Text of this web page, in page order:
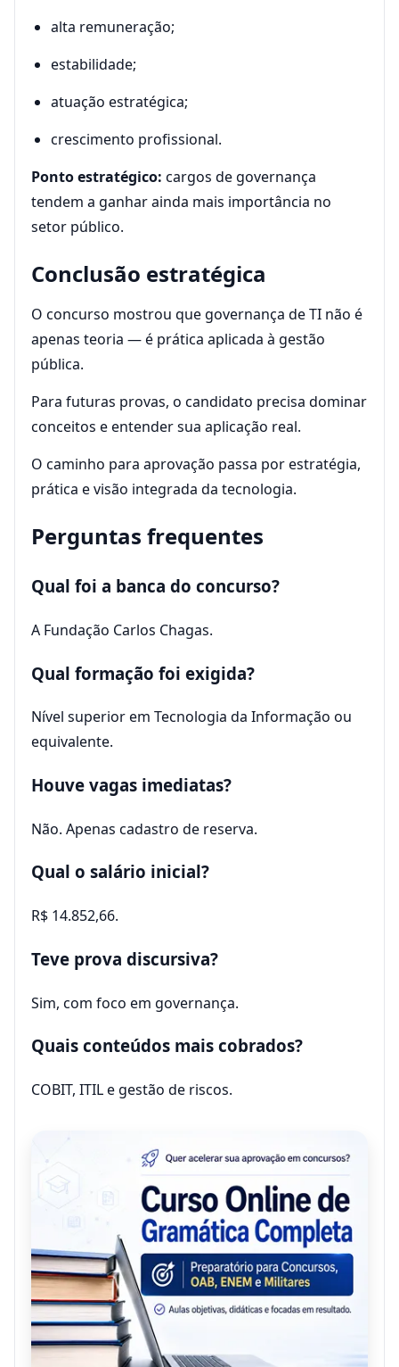
alta remuneração;
estabilidade;
atuação estratégica;
crescimento profissional.
Ponto estratégico: cargos de governança
tendem a ganhar ainda mais importância no
setor público.
Conclusão estratégica
O concurso mostrou que governança de TI não é
apenas teoria — é prática aplicada à gestão
pública.
Para futuras provas, o candidato precisa dominar
conceitos e entender sua aplicação real.
O caminho para aprovação passa por estratégia,
prática e visão integrada da tecnologia.
Perguntas frequentes
Qual foi a banca do concurso?
A Fundação Carlos Chagas.
Qual formação foi exigida?
Nível superior em Tecnologia da Informação ou
equivalente.
Houve vagas imediatas?
Não. Apenas cadastro de reserva.
Qual o salário inicial?
R$ 14.852,66.
Teve prova discursiva?
Sim, com foco em governança.
Quais conteúdos mais cobrados?
COBIT, ITIL e gestão de riscos.